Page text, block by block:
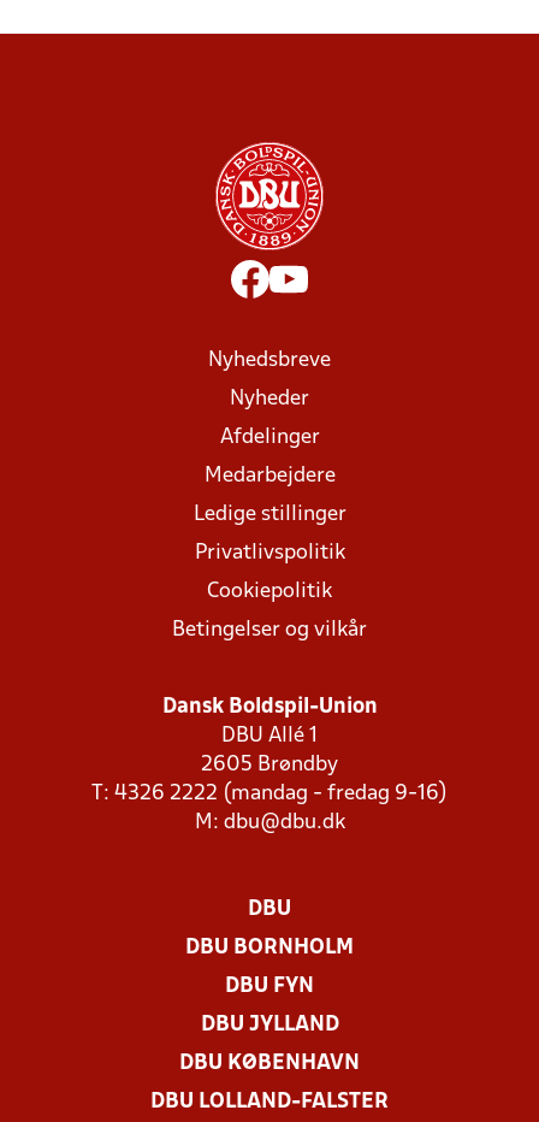
Nyhedsbreve
Nyheder
Afdelinger
Medarbejdere
Ledige stillinger
Privatlivspolitik
Cookiepolitik
Betingelser og vilkår
Dansk Boldspil-Union
DBU Allé 1
2605 Brøndby
T: 4326 2222 (mandag - fredag 9-16)
M: dbu@dbu.dk
DBU
DBU BORNHOLM
DBU FYN
DBU JYLLAND
DBU KØBENHAVN
DBU LOLLAND-FALSTER